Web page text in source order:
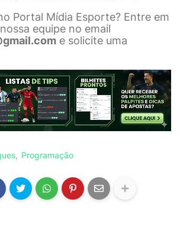
Portal Mídia Esporte? Entre em
equipe no email
e solicite uma
Programação